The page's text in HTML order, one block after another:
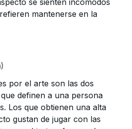
se sienten incómodos
mantenerse en la
)
por el arte son las dos
definen a una persona
Los que obtienen una alta
gustan de jugar con las